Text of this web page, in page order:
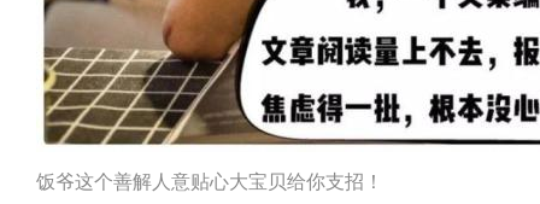
饭爷这个善解人意贴心大宝贝给你支招！